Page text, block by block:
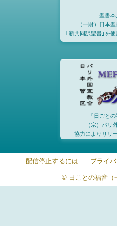
聖書本
（一財）日本
｢新共同訳聖書｣を使
『日ごと
（宗）パリ
協力によりリリ
配信停止するには プライ
© 日ことの福音（